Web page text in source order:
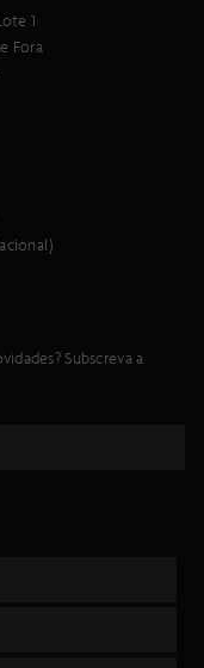
1
Fora
Subscreva a